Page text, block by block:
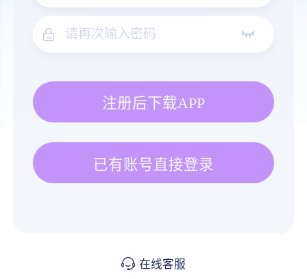
注册后下载APP
已有账号直接登录
在线客服